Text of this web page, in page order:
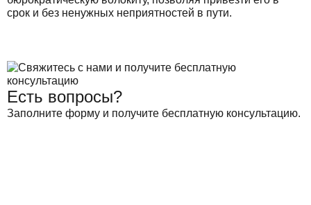
срок и без ненужных неприятностей в пути.
Есть вопросы?
Заполните форму и получите бесплатную консультацию.